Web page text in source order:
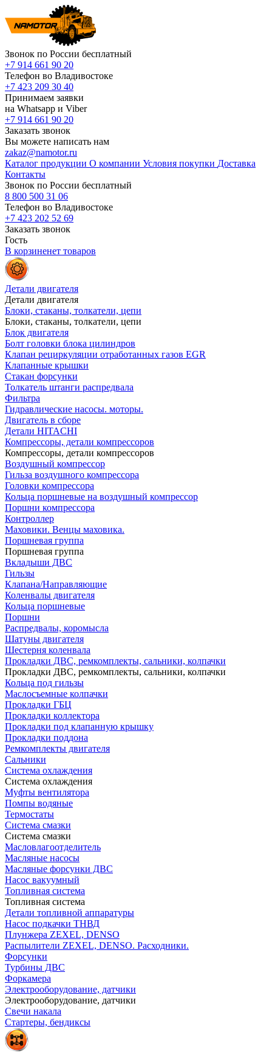
Звонок по России бесплатный
+7 914 661 90 20
Телефон во Владивостоке
+7 423 209 30 40
Принимаем заявки
на Whatsapp и Viber
+7 914 661 90 20
Заказать звонок
Вы можете написать нам
zakaz@namotor.ru
Каталог продукции О компании Условия покупки Доставка
Контакты
Звонок по России бесплатный
8 800 500 31 06
Телефон во Владивостоке
+7 423 202 52 69
Заказать звонок
Гость
В корзиненет товаров
Детали двигателя
Детали двигателя
Блоки, стаканы, толкатели, цепи
Блоки, стаканы, толкатели, цепи
Блок двигателя
Болт головки блока цилиндров
Клапан рециркуляции отработанных газов EGR
Клапанные крышки
Стакан форсунки
Толкатель штанги распредвала
Фильтра
Гидравлические насосы. моторы.
Двигатель в сборе
Детали HITACHI
Компрессоры, детали компрессоров
Компрессоры, детали компрессоров
Воздушный компрессор
Гильза воздушного компрессора
Головки компрессора
Кольца поршневые на воздушный компрессор
Поршни компрессора
Контроллер
Маховики. Венцы маховика.
Поршневая группа
Поршневая группа
Вкладыши ДВС
Гильзы
Клапана/Направляющие
Коленвалы двигателя
Кольца поршневые
Поршни
Распредвалы, коромысла
Шатуны двигателя
Шестерня коленвала
Прокладки ДВС, ремкомплекты, сальники, колпачки
Прокладки ДВС, ремкомплекты, сальники, колпачки
Кольца под гильзы
Маслосъемные колпачки
Прокладки ГБЦ
Прокладки коллектора
Прокладки под клапанную крышку
Прокладки поддона
Ремкомплекты двигателя
Сальники
Система охлаждения
Система охлаждения
Муфты вентилятора
Помпы водяные
Термостаты
Система смазки
Система смазки
Масловлагоотделитель
Масляные насосы
Масляные форсунки ДВС
Насос вакуумный
Топливная система
Топливная система
Детали топливной аппаратуры
Насос подкачки ТНВД
Плунжера ZEXEL, DENSO
Распылители ZEXEL, DENSO. Расходники.
Форсунки
Турбины ДВС
Форкамера
Электрооборудование, датчики
Электрооборудование, датчики
Свечи накала
Стартеры, бендиксы